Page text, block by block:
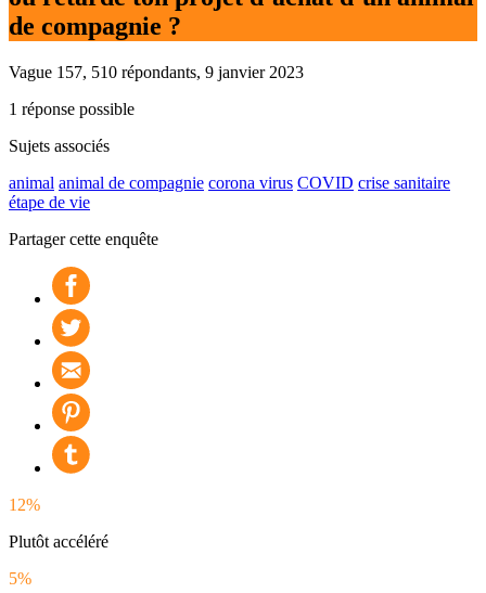
de compagnie ?
Vague 157, 510 répondants, 9 janvier 2023
1 réponse possible
Sujets associés
animal animal de compagnie corona virus COVID crise sanitaire
étape de vie
Partager cette enquête
12%
Plutôt accéléré
5%